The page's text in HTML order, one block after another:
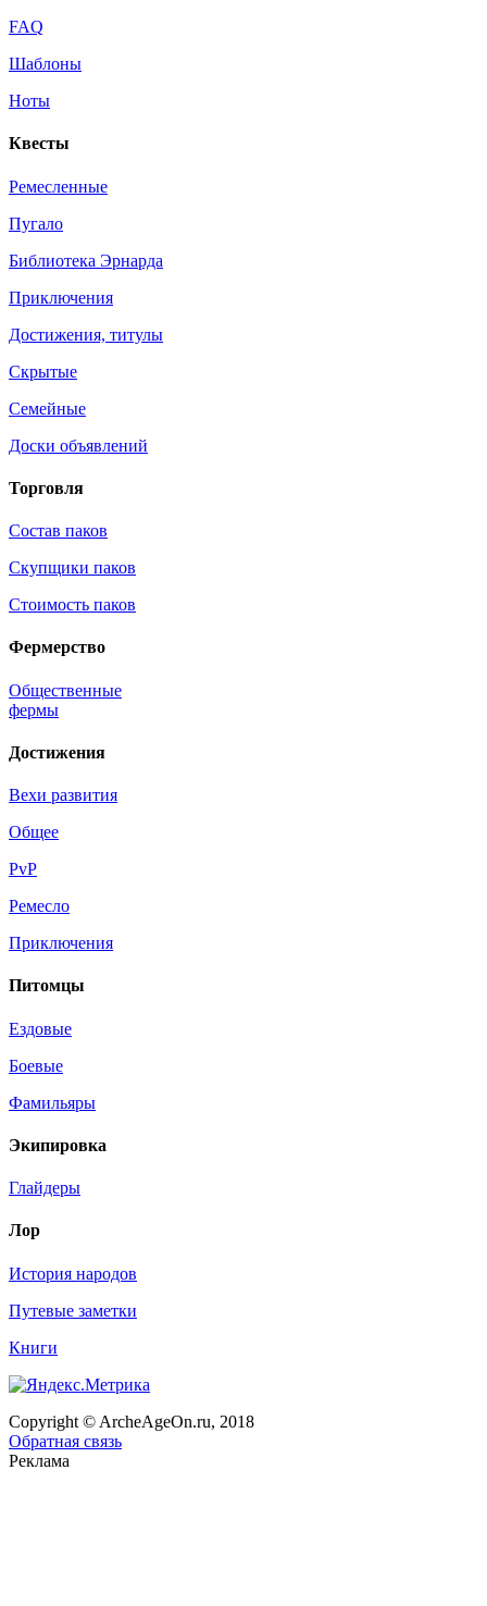
FAQ
Шаблоны
Ноты
Квесты
Ремесленные
Пугало
Библиотека Эрнарда
Приключения
Достижения, титулы
Скрытые
Семейные
Доски объявлений
Торговля
Состав паков
Скупщики паков
Стоимость паков
Фермерство
Общественные
фермы
Достижения
Вехи развития
Общее
PvP
Ремесло
Приключения
Питомцы
Ездовые
Боевые
Фамильяры
Экипировка
Глайдеры
Лор
История народов
Путевые заметки
Книги
Copyright © ArcheAgeOn.ru, 2018
Обратная связь
Реклама